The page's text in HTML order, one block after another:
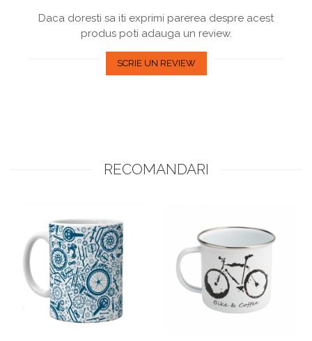
Daca doresti sa iti exprimi parerea despre acest
produs poti adauga un review.
SCRIE UN REVIEW
RECOMANDARI